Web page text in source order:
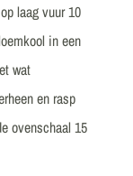
laag vuur 10
in een
wat
en rasp
ovenschaal 15